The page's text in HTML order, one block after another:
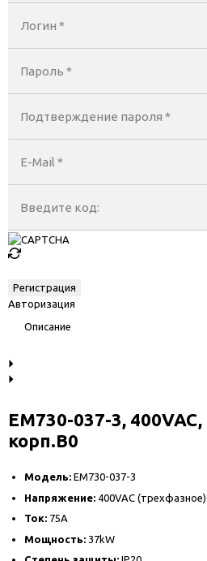
Логин *
Пароль *
Подтверждение пароля *
E-Mail*
Введите код:
Авторизация
Описание
EM730-037-3,
корп.B0
Модель: EM730-037-3
Напряжение: 400VAC (трехфазное)
Ток: 75A
Мощность: 37kW